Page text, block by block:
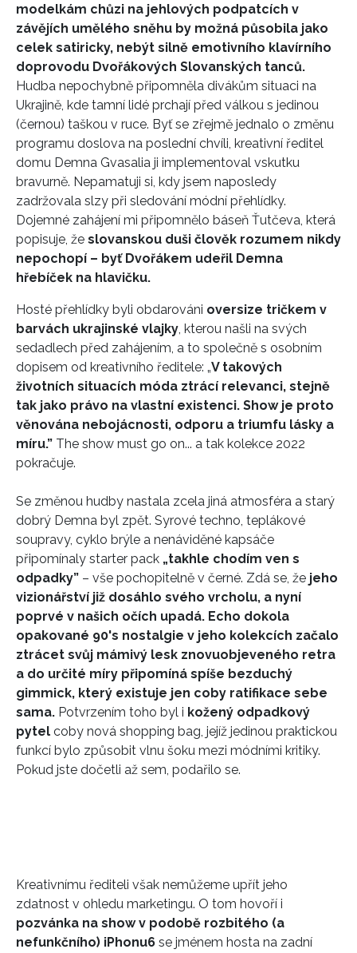
modelkám chůzi na jehlových podpatcích v
závějích umělého sněhu by možná působila jako
celek satiricky, nebýt silně emotivního klavírního
doprovodu Dvořákových Slovanských tanců.
Hudba nepochybně připomněla divákům situaci na
Ukrajině, kde tamní lidé prchají před válkou s jedinou
(černou) taškou v ruce. Byť se zřejmě jednalo o změnu
programu doslova na poslední chvíli, kreativní ředitel
domu Demna Gvasalia ji implementoval vskutku
bravurně. Nepamatuji si, kdy jsem naposledy
zadržovala slzy při sledování módní přehlídky.
Dojemné zahájení mi připomnělo báseň Ťutčeva, která
popisuje, že slovanskou duši člověk rozumem nikdy
nepochopí – byť Dvořákem udeřil Demna
hřebíček na hlavičku.
Hosté přehlídky byli obdarováni oversize tričkem v
barvách ukrajinské vlajky , kterou našli na svých
sedadlech před zahájením, a to společně s osobním
dopisem od kreativního ředitele: „V takových
životních situacích móda ztrácí relevanci, stejně
tak jako právo na vlastní existenci. Show je proto
věnována nebojácnosti, odporu a triumfu lásky a
míru.” The show must go on... a tak kolekce 2022
pokračuje.
Se změnou hudby nastala zcela jiná atmosféra a starý
dobrý Demna byl zpět. Syrové techno, teplákové
soupravy, cyklo brýle a nenáviděné kapsáče
připomínaly starter pack „takhle chodím ven s
odpadky” – vše pochopitelně v černé. Zdá se, že jeho
vizionářství již dosáhlo svého vrcholu, a nyní
poprvé v našich očích upadá. Echo dokola
opakované 90's nostalgie v jeho kolekcích začalo
ztrácet svůj mámivý lesk znovuobjeveného retra
a do určité míry připomíná spíše bezduchý
gimmick, který existuje jen coby ratifikace sebe
sama. Potvrzením toho byl i kožený odpadkový
pytel coby nová shopping bag, jejíž jedinou praktickou
funkcí bylo způsobit vlnu šoku mezi módními kritiky.
Pokud jste dočetli až sem, podařilo se.
Kreativnímu řediteli však nemůžeme upřít jeho
zdatnost v ohledu marketingu. O tom hovoří i
pozvánka na show v podobě rozbitého (a
nefunkčního) iPhonu6 se jménem hosta na zadní